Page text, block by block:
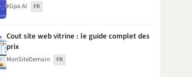
Klipa AI FR
Cout site web vitrine : le guide complet des
prix
MonSiteDemain FR